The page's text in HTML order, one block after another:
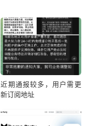
近期通报较多，用户需更
新订阅地址